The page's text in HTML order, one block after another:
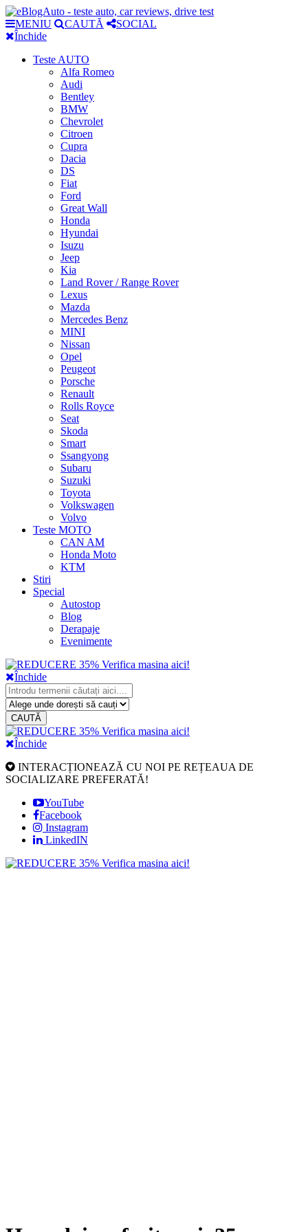
MENIU CAUTĂ
SOCIAL
Închide
Teste AUTO
Alfa Romeo
Audi
Bentley
BMW
Chevrolet
Citroen
Cupra
Dacia
DS
Fiat
Ford
Great Wall
Honda
Hyundai
Isuzu
Jeep
Kia
Land Rover / Range Rover
Lexus
Mazda
Mercedes Benz
MINI
Nissan
Opel
Peugeot
Porsche
Renault
Rolls Royce
Seat
Skoda
Smart
Ssangyong
Subaru
Suzuki
Toyota
Volkswagen
Volvo
Teste MOTO
CAN AM
Honda Moto
KTM
Stiri
Special
Autostop
Blog
Derapaje
Evenimente
Închide
CAUTĂ
Închide
INTERACȚIONEAZĂ CU NOI PE REȚEAUA DE
SOCIALIZARE PREFERATĂ!
YouTube
Facebook
Instagram
LinkedIN